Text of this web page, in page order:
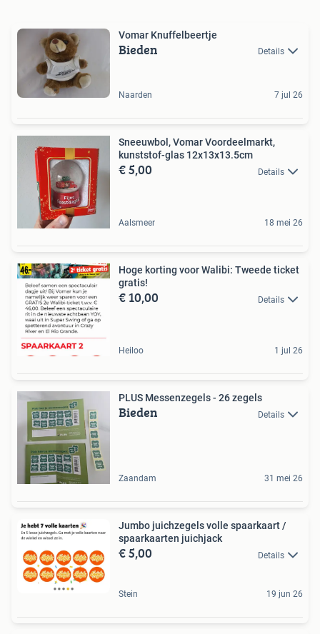
Vomar Knuffelbeertje
Bieden Details
Naarden 7 jul 26
Sneeuwbol, Vomar Voordeelmarkt,
kunststof-glas 12x13x13.5cm
€ 5,00 Details
Aalsmeer 18 mei 26
Hoge korting voor Walibi: Tweede ticket
gratis!
€ 10,00 Details
Heiloo 1 jul 26
PLUS Messenzegels - 26 zegels
Bieden Details
Zaandam 31 mei 26
Jumbo juichzegels volle spaarkaart /
spaarkaarten juichjack
€ 5,00 Details
Stein 19 jun 26